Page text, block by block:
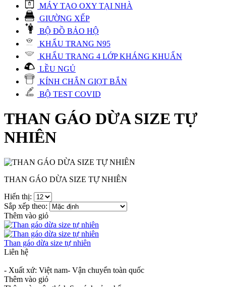
MÁY TẠO OXY TẠI NHÀ
GIƯỜNG XẾP
BỘ ĐỒ BẢO HỘ
KHẨU TRANG N95
KHẨU TRANG 4 LỚP KHÁNG KHUẨN
LỀU NGỦ
KÍNH CHẮN GIỌT BẮN
BỘ TEST COVID
THAN GÁO DỪA SIZE TỰ
NHIÊN
THAN GÁO DỪA SIZE TỰ NHIÊN
Hiển thị:
Sắp xếp theo:
Thêm vào giỏ
Than gáo dừa size tự nhiên
Liên hệ
- Xuất xứ: Việt nam- Vận chuyển toàn quốc
Thêm vào giỏ